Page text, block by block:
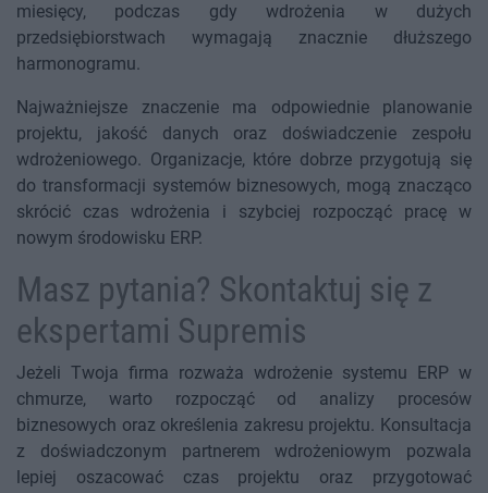
miesięcy, podczas gdy wdrożenia w dużych
przedsiębiorstwach wymagają znacznie dłuższego
harmonogramu.
Najważniejsze znaczenie ma odpowiednie planowanie
projektu, jakość danych oraz doświadczenie zespołu
wdrożeniowego. Organizacje, które dobrze przygotują się
do transformacji systemów biznesowych, mogą znacząco
skrócić czas wdrożenia i szybciej rozpocząć pracę w
nowym środowisku ERP.
Masz pytania? Skontaktuj się z
ekspertami Supremis
Jeżeli Twoja firma rozważa wdrożenie systemu ERP w
chmurze, warto rozpocząć od analizy procesów
biznesowych oraz określenia zakresu projektu. Konsultacja
z doświadczonym partnerem wdrożeniowym pozwala
lepiej oszacować czas projektu oraz przygotować